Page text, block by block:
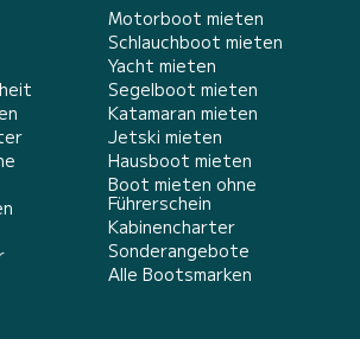
Motorboot mieten
Schlauchboot mieten
Yacht mieten
Segelboot mieten
Katamaran mieten
Jetski mieten
Hausboot mieten
Boot mieten ohne
Führerschein
Kabinencharter
Sonderangebote
Alle Bootsmarken